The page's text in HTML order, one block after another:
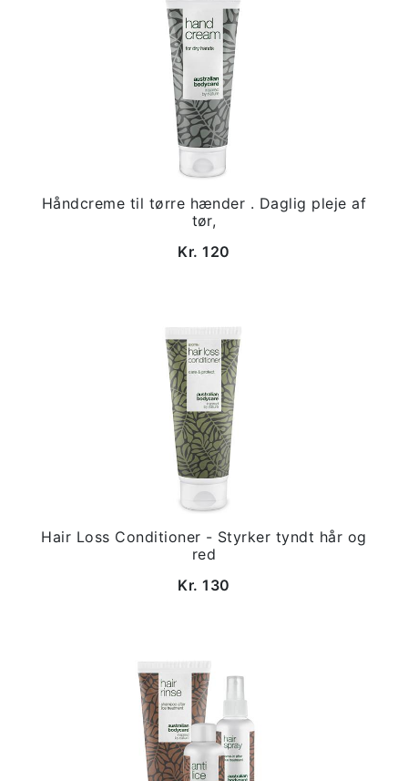
Håndcreme til tørre hænder . Daglig pleje af
tør,
Kr. 120
Hair Loss Conditioner - Styrker tyndt hår og
red
Kr. 130